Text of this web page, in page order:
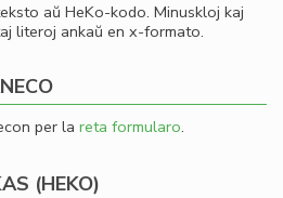
aŭ HeKo-kodo. Minuskloj kaj
literoj ankaŭ en x-formato.
per la reta formularo.
(HEKO)